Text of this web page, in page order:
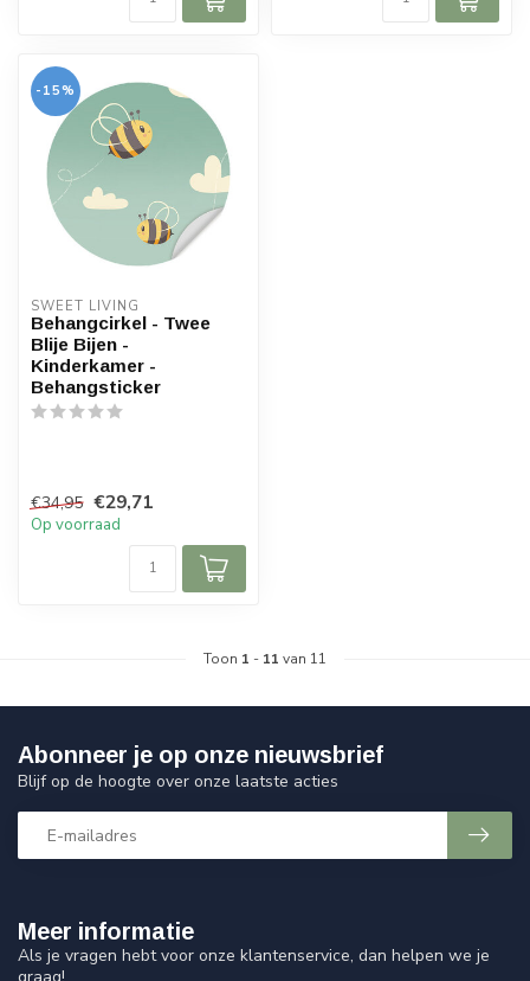
-15%
SWEET LIVING
Behangcirkel - Twee
Blije Bijen -
Kinderkamer -
Behangsticker
€34,95 €29,71
Op voorraad
Toon 1 - 11 van 11
Meer informatie
Als je vragen hebt voor onze klantenservice, dan helpen we je
Abonneer je op onze nieuwsbrief
Blijf op de hoogte over onze laatste acties